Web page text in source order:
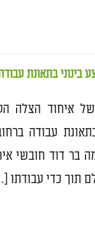
עבודה
בר דוד חובשי
תוך כדי עבודתו